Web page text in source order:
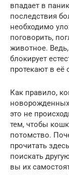
впадает в
последствия
необходимо
поговорить,
животное.
блокирует
протекают в её
Как правило,
новорожденных
это не
тем, чтобы
потомство.
прочитать
поискать
вы их